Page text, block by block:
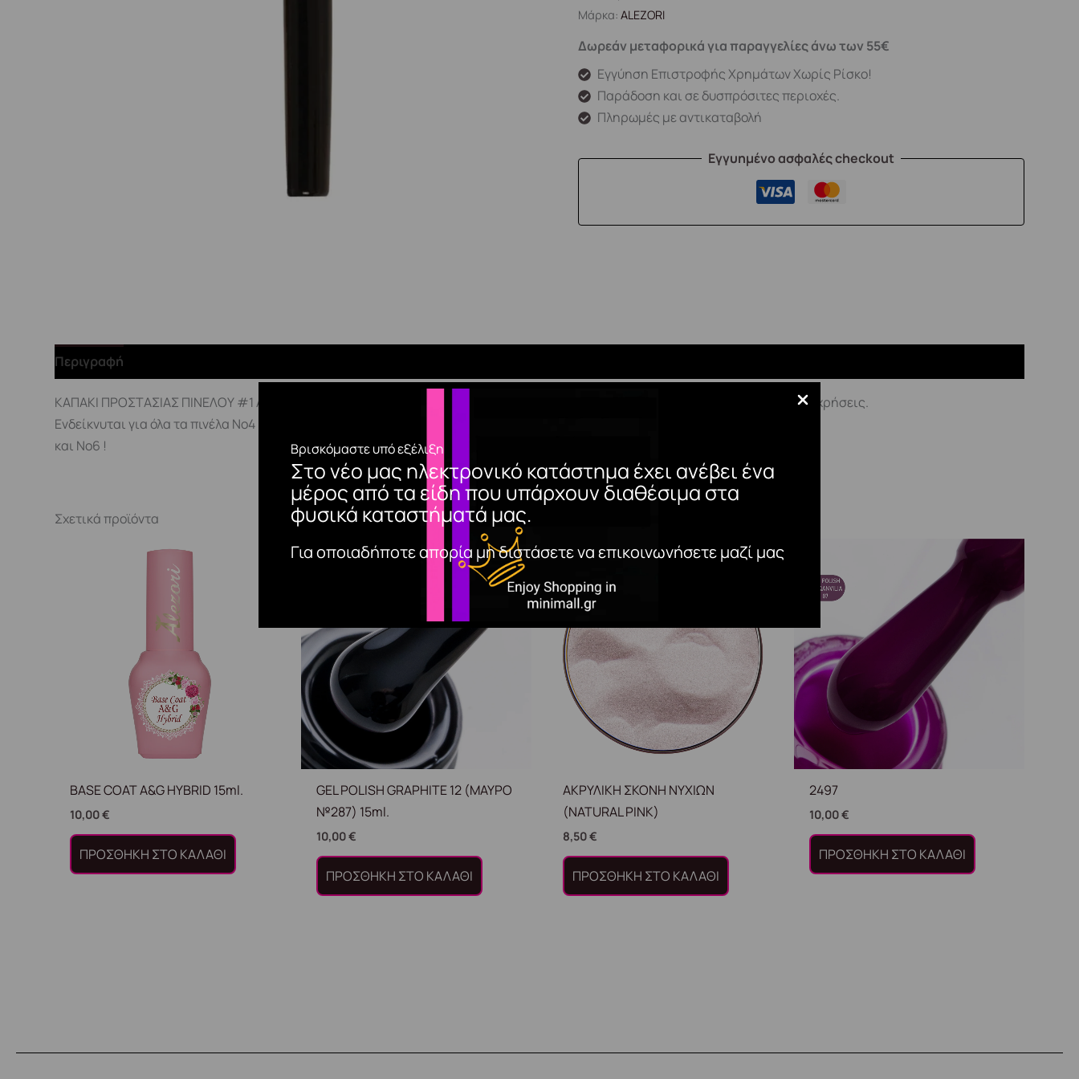
Βρισκόμαστε υπό εξέλιξη
Στο νέο μας ηλεκτρονικό κατάστημα έχει ανέβει ένα
μέρος από τα είδη που υπάρχουν διαθέσιμα στα
φυσικά καταστήματά μας.
Για οποιαδήποτε απορία μη διστάσετε να επικοινωνήσετε μαζί μας
Μάρκα:ALEZORI
Δωρεάν μεταφορικά για παραγγελίες άνω των 55€
Εγγύηση Επιστροφής Χρημάτων Χωρίς Ρίσκο!
Παράδοση και σε δυσπρόσιτες περιοχές.
Πληρωμές με αντικαταβολή
Εγγυημένο ασφαλές checkout
Περιγραφή
ΚΑΠΑΚΙ ΠΡΟΣΤΑΣΙΑΣ ΠΙΝΕΛΟΥ #1 ALEZORI PROFESSIONAL PRODUCTSΠροστάτεψε το πινέλο σου από τη φθορά μετά από πολλές χρήσεις.
Ενδείκνυται για όλα τα πινέλα Νο4
και Νο6 !
Σχετικά προϊόντα
BASE COAT A&G HYBRID 15ml.
10,00€
ΠΡΟΣΘΉΚΗ ΣΤΟ ΚΑΛΆΘΙ
GEL POLISH GRAPHITE 12 (ΜΑΥΡΟ
№287) 15ml.
10,00€
ΠΡΟΣΘΉΚΗ ΣΤΟ ΚΑΛΆΘΙ
ΑΚΡΥΛΙΚΗ ΣΚΟΝΗ ΝΥΧΙΩΝ
(NATURAL PINK)
8,50€
ΠΡΟΣΘΉΚΗ ΣΤΟ ΚΑΛΆΘΙ
2497
10,00€
ΠΡΟΣΘΉΚΗ ΣΤΟ ΚΑΛΆΘΙ